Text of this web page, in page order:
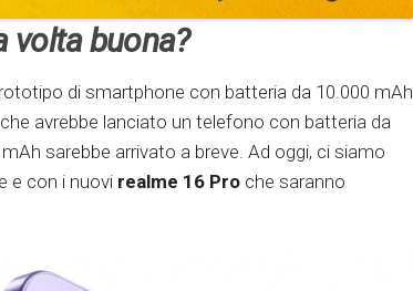
volta buona?
di smartphone con batteria da 10.000 mAh
avrebbe lanciato un telefono con batteria da
sarebbe arrivato a breve. Ad oggi, ci siamo
e con i nuovi realme 16 Pro che saranno